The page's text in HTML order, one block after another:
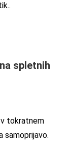
spletnih
v tokratnem
samoprijavo.